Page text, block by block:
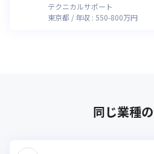
テクニカルサポート
東京都
年収 : 550-800万円
同じ業種